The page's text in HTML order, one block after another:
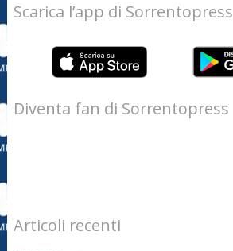
Scarica l’app di Sorrentopress
Diventa fan di Sorrentopress
Articoli recenti